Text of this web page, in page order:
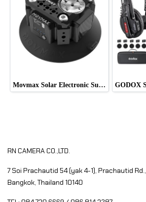
Movmax Solar Electronic Suction Cup Multi-Interface Expansion Edition
RN CAMERA CO.,LTD.
7 Soi Prachautid 54 (yak 4-1), Prachautid Rd.,
Bangkok, Thailand 10140